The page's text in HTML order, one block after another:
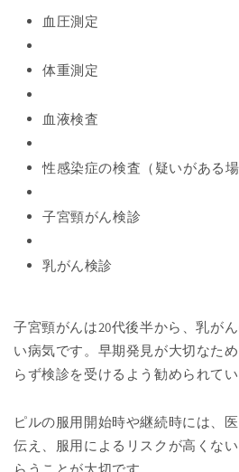
血圧測定
体重測定
血液検査
性感染症の検査（疑いがある場
子宮頸がん検診
乳がん検診
子宮頸がんは20代後半から、乳が
い病気です。早期発見が大切なた
らず検診を受けるよう勧められてい
ピルの服用開始時や継続時には、
伝え、服用によるリスクが高くな